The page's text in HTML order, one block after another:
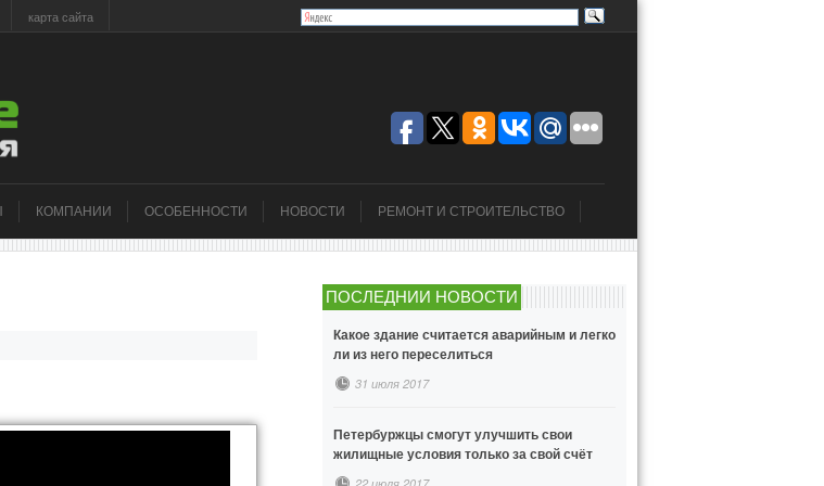
карта сайта
КОМПАНИИ ОСОБЕННОСТИ НОВОСТИ РЕМОНТ И СТРОИТЕЛЬСТВО
ПОСЛЕДНИИ НОВОСТИ
Какое здание считается аварийным и легко
ли из него переселиться
31 июля 2017
Петербуржцы смогут улучшить свои
жилищные условия только за свой счёт